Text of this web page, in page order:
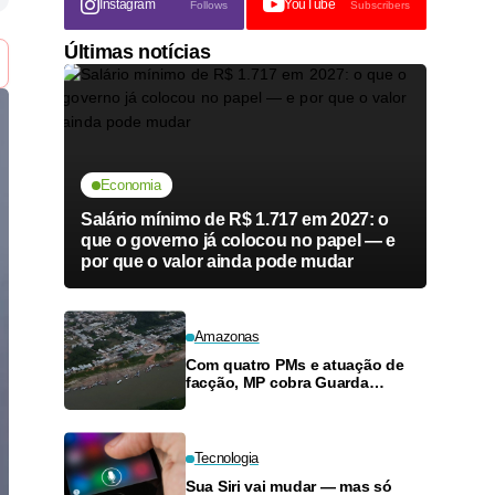
Instagram Follows YouTube Subscribers
Últimas notícias
Economia
Salário mínimo de R$ 1.717 em 2027: o
que o governo já colocou no papel — e
por que o valor ainda pode mudar
Amazonas
Com quatro PMs e atuação de
facção, MP cobra Guarda
Tecnologia
Sua Siri vai mudar — mas só